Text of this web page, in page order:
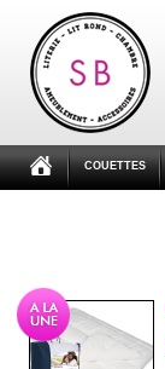
COUETTES